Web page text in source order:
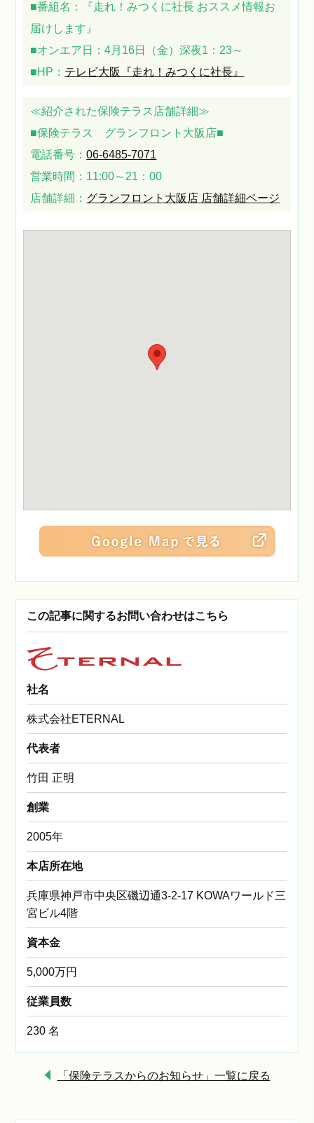
■番組名：『走れ！みつくに社長 おススメ情報お
届けします』
■オンエア日：4月16日（金）深夜1：23～
■HP： テレビ大阪『走れ！みつくに社長』
≪紹介された保険テラス店舗詳細≫
■保険テラス グランフロント大阪店■
電話番号：06-6485-7071
営業時間：11:00～21：00
店舗詳細： グランフロント大阪店 店舗詳細ページ
この記事に関するお問い合わせはこちら
社名
株式会社ETERNAL
代表者
竹田 正明
創業
2005年
本店所在地
兵庫県神戸市中央区磯辺通3-2-17 KOWAワールド三
宮ビル4階
資本金
5,000万円
従業員数
230 名
「保険テラスからのお知らせ」一覧に戻る